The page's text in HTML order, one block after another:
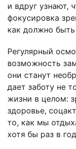
и вдруг узнают,
фокусировка
как должно
Регулярный
возможность
они станут
дает заботу не
жизни в целом:
здоровье,
то, как мы
хотя бы раз в